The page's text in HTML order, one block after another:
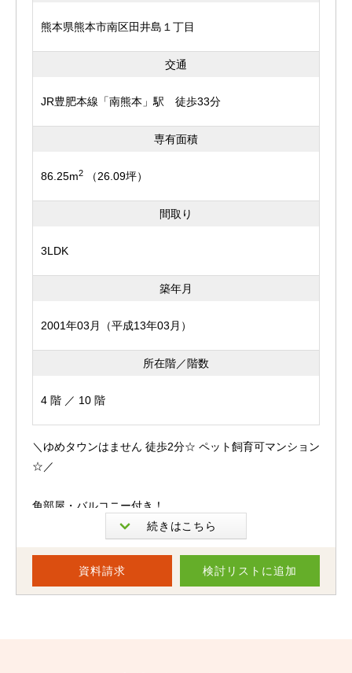
ジャングルジムや滑り台もあり、お子さまがのびのび遊べ
イオンタウン西熊本、ホームセンター、家電量販店などが
衣・食・住すべてが身近で完結する便利な立地です。
JR・バスの利用もしやすく、通勤・通学やお出かけもラ
南区の好立地マンションで、
眺望と利便性を兼ね備えた理想の新生活を始めませんか？
まずはお気軽にお問い合わせくださいませ(#^.^#)♡
※ペット相談（飼育できるペットには規定がございます。
可能性がございます。
物件は最新の情報を記載するよう心がけておりますが、
来客されました際にあわせてご紹介を行っているため、す
熊本県熊本市南区田井島１丁目
交通
JR豊肥本線「南熊本」駅 徒歩33分
専有面積
86.25m2 （26.09坪）
間取り
3LDK
築年月
2001年03月（平成13年03月）
所在階／階数
4 階 ／ 10 階
資料請求 検討リスト に追加
＼ゆめタウンはません 徒歩2分☆ ペット飼育可マンション
☆／
角部屋・バルコニー付き！
南区田井島1丁目に位置し、住環境・生活利便ともに充実